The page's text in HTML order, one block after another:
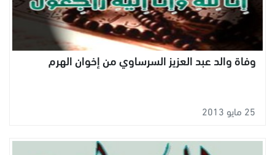
وفاة والد عبد العزيز السرساوي من إخوان الهرم
25 مايو 2013